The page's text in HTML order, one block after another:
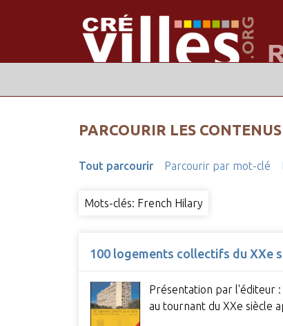
PARCOURIR LES
Tout parcourir Parcourir par mot-clé
Mots-clés: French Hilary
100 logements collectifs du XXe
Présentation par l'éditeur :
au tournant du XXe siècle